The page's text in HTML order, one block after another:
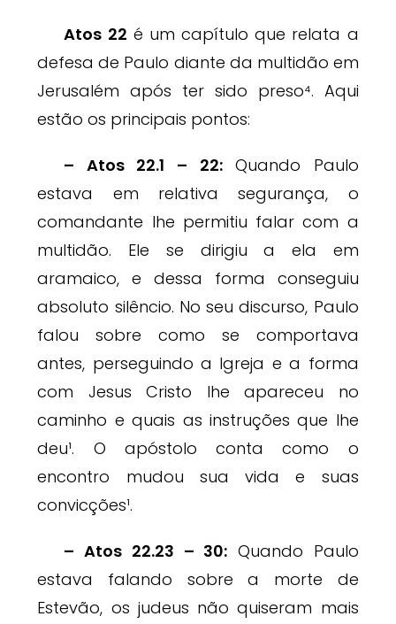
Atos 22 é um capítulo que relata a
defesa de Paulo diante da multidão em
Jerusalém após ter sido preso⁴. Aqui
estão os principais pontos:
– Atos 22.1 – 22:Quando Paulo
estava em relativa segurança, o
comandante lhe permitiu falar com a
multidão. Ele se dirigiu a ela em
aramaico, e dessa forma conseguiu
absoluto silêncio. No seu discurso, Paulo
falou sobre como se comportava
antes, perseguindo a Igreja e a forma
com Jesus Cristo lhe apareceu no
caminho e quais as instruções que lhe
deu¹. O apóstolo conta como o
encontro mudou sua vida e suas
convicções¹.
– Atos 22.23 – 30: Quando Paulo
estava falando sobre a morte de
Estevão, os judeus não quiseram mais